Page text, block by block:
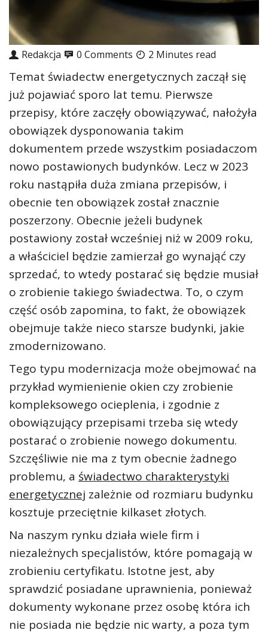
Redakcja 0 Comments 2 Minutes read
Temat świadectw energetycznych zaczął się
już pojawiać sporo lat temu. Pierwsze
przepisy, które zaczęły obowiązywać, nałożyła
obowiązek dysponowania takim
dokumentem przede wszystkim posiadaczom
nowo postawionych budynków. Lecz w 2023
roku nastąpiła duża zmiana przepisów, i
obecnie ten obowiązek został znacznie
poszerzony. Obecnie jeżeli budynek
postawiony został wcześniej niż w 2009 roku,
a właściciel będzie zamierzał go wynająć czy
sprzedać, to wtedy postarać się będzie musiał
o zrobienie takiego świadectwa. To, o czym
część osób zapomina, to fakt, że obowiązek
obejmuje także nieco starsze budynki, jakie
zmodernizowano.
Tego typu modernizacja może obejmować na
przykład wymienienie okien czy zrobienie
kompleksowego ocieplenia, i zgodnie z
obowiązujący przepisami trzeba się wtedy
postarać o zrobienie nowego dokumentu.
Szczęśliwie nie ma z tym obecnie żadnego
problemu, a świadectwo charakterystyki
energetycznej zależnie od rozmiaru budynku
kosztuje przeciętnie kilkaset złotych.
Na naszym rynku działa wiele firm i
niezależnych specjalistów, które pomagają w
zrobieniu certyfikatu. Istotne jest, aby
sprawdzić posiadane uprawnienia, ponieważ
dokumenty wykonane przez osobę która ich
nie posiada nie będzie nic warty, a poza tym